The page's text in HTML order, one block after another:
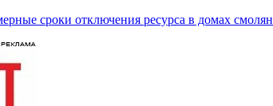
сроки отключения ресурса в домах смолян